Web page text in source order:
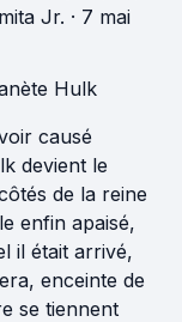
Jr. · 7 mai
Hulk
causé
devient le
de la reine
enfin apaisé,
il était arrivé,
enceinte de
se tiennent